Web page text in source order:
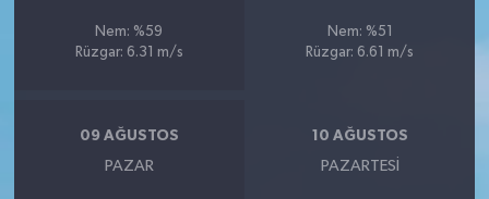
Nem: %59
Rüzgar: 6.31 m/s
Nem: %51
Rüzgar: 6.61 m/s
09 AĞUSTOS
PAZAR
10 AĞUSTOS
PAZARTESI